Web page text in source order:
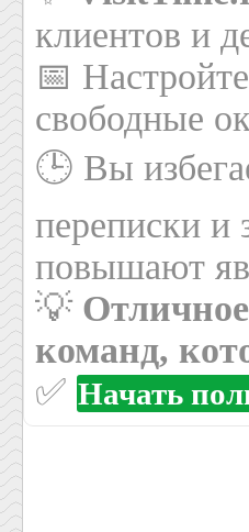
клиентов и
📅
свободные
🕒 Вы
переписки и
повышают
💡
команд,
✅ Начать